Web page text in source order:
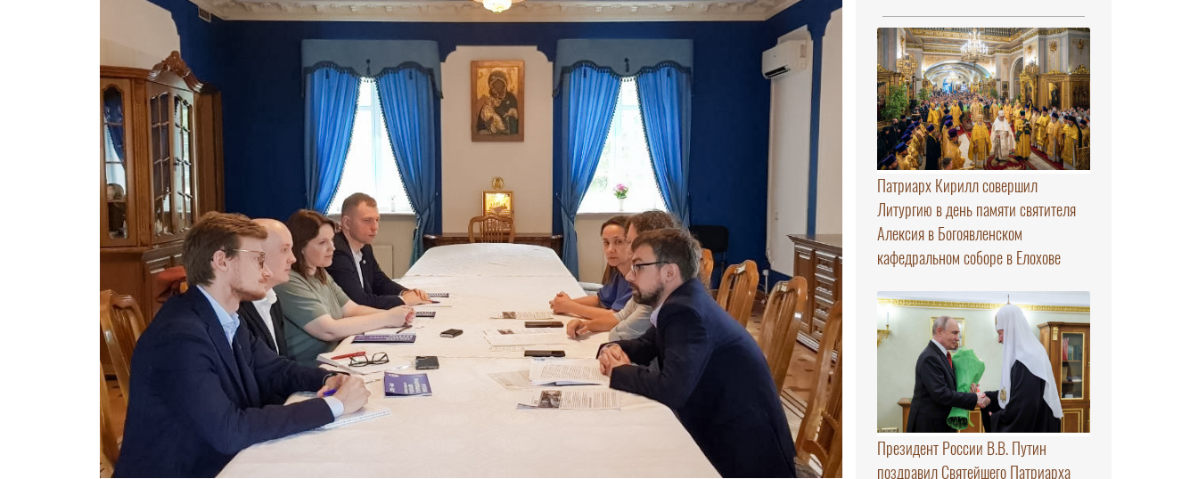
Патриарх Кирилл совершил
Литургию в день памяти святителя
Алексия в Богоявленском
кафедральном соборе в Елохове
Президент России В.В. Путин
поздравил Святейшего Патриарха